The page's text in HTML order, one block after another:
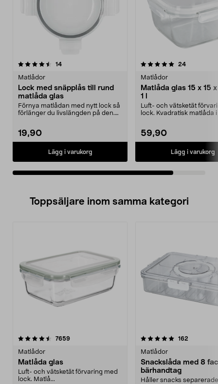
14recensioner
Matlådor
Lock med snäpplås till rund
matlåda glas
Förnya matlådan med nytt lock så
förlänger du livslängden på den.
19,90
Lägg i varukorg
5.0av 5 stjärnor 24recensioner
Matlådor
Matlåda glas 15 x 15
1 l
Luft- och vätsketät
lock. Kvadratisk matlåda
59,90
Lägg i varukorg
Toppsäljare inom samma kategori
7659recensioner
Matlådor
Matlåda glas
Luft- och vätsketät förvaring med
lock. Matlå...
5.0 av 5 stjärnor 162
Matlådor
Snackslåda med 8
bärhandtag
Håller snacks
4.5 av 5 stjärnor